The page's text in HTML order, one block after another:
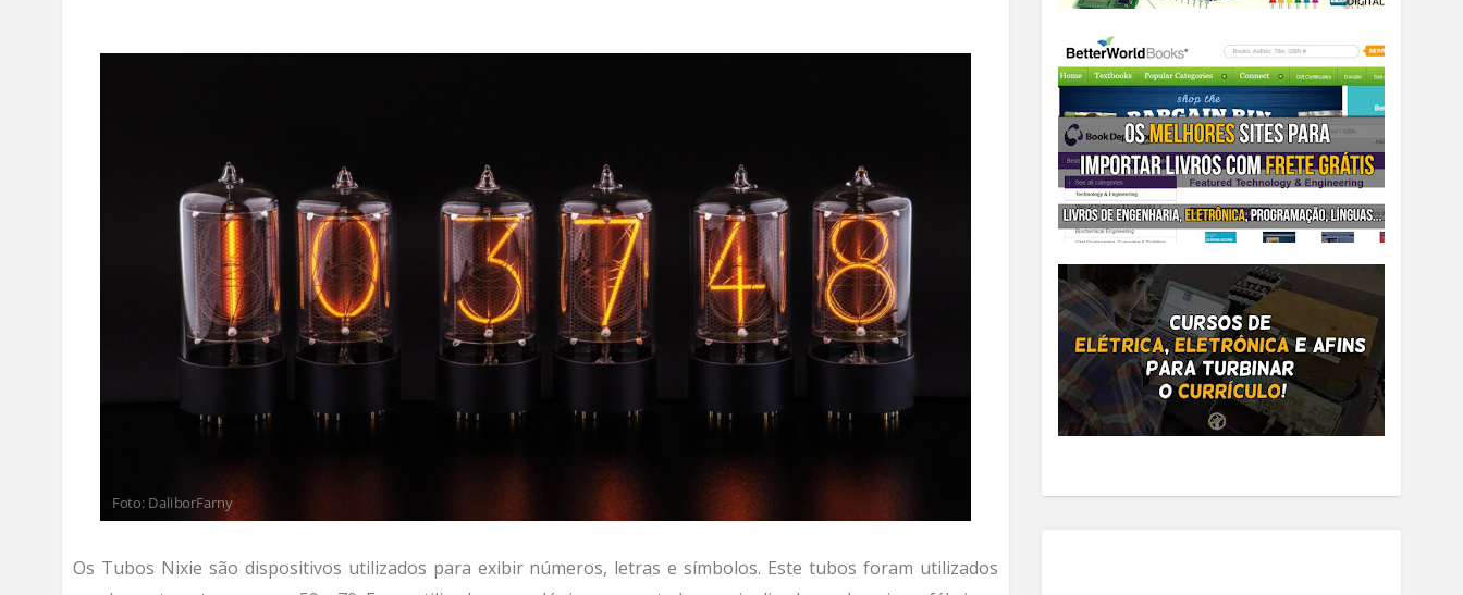
Os Tubos Nixie são dispositivos utilizados para exibir números, letras e símbolos. Este tubos foram utilizados